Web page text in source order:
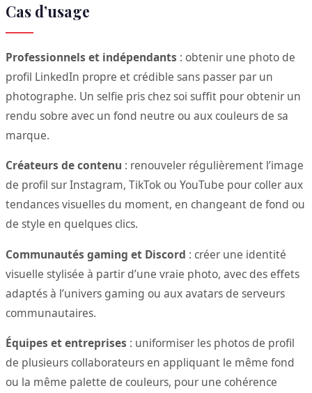
Cas d’usage
Professionnels et indépendants : obtenir une photo de
profil LinkedIn propre et crédible sans passer par un
photographe. Un selfie pris chez soi suffit pour obtenir un
rendu sobre avec un fond neutre ou aux couleurs de sa
marque.
Créateurs de contenu : renouveler régulièrement l’image
de profil sur Instagram, TikTok ou YouTube pour coller aux
tendances visuelles du moment, en changeant de fond ou
de style en quelques clics.
Communautés gaming et Discord : créer une identité
visuelle stylisée à partir d’une vraie photo, avec des effets
adaptés à l’univers gaming ou aux avatars de serveurs
communautaires.
Équipes et entreprises : uniformiser les photos de profil
de plusieurs collaborateurs en appliquant le même fond
ou la même palette de couleurs, pour une cohérence